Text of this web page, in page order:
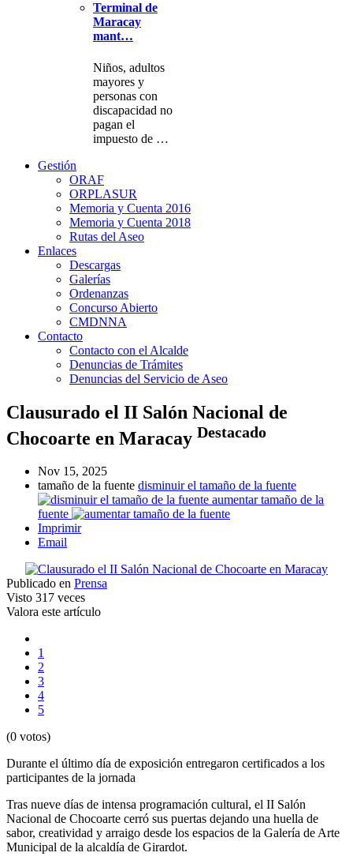
Terminal de
Maracay
mant…
Niños, adultos
mayores y
personas con
discapacidad no
pagan el
impuesto de …
Gestión
ORAF
ORPLASUR
Memoria y Cuenta 2016
Memoria y Cuenta 2018
Rutas del Aseo
Enlaces
Descargas
Galerías
Ordenanzas
Concurso Abierto
CMDNNA
Contacto
Contacto con el Alcalde
Denuncias de Trámites
Denuncias del Servicio de Aseo
Clausurado el II Salón Nacional de
Chocoarte en Maracay Destacado
Nov 15, 2025
tamaño de la fuente disminuir el tamaño de la fuente
aumentar tamaño de la
fuente
Imprimir
Email
Publicado en Prensa
Visto 317 veces
Valora este artículo
1
2
3
4
5
(0 votos)
Durante el último día de exposición entregaron certificados a los
participantes de la jornada
Tras nueve días de intensa programación cultural, el II Salón
Nacional de Chocoarte cerró sus puertas dejando una huella de
sabor, creatividad y arraigo desde los espacios de la Galería de Arte
Municipal de la alcaldía de Girardot.